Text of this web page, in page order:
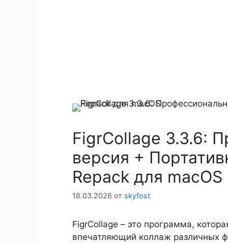
FigrCollage 3.3.6:
версия +
Repack для macOS
18.03.2026 от skyfost
FigrCollage – это программа,
впечатляющий коллаж различных